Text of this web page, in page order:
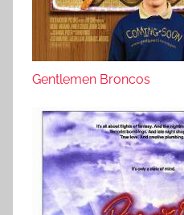
Gentlemen Broncos